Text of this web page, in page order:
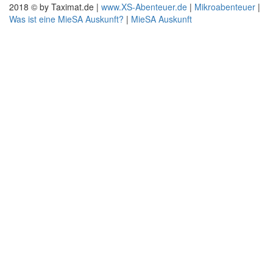
2018 © by Taximat.de | www.XS-Abenteuer.de | Mikroabenteuer |
Was ist eine MieSA Auskunft? | MieSA Auskunft